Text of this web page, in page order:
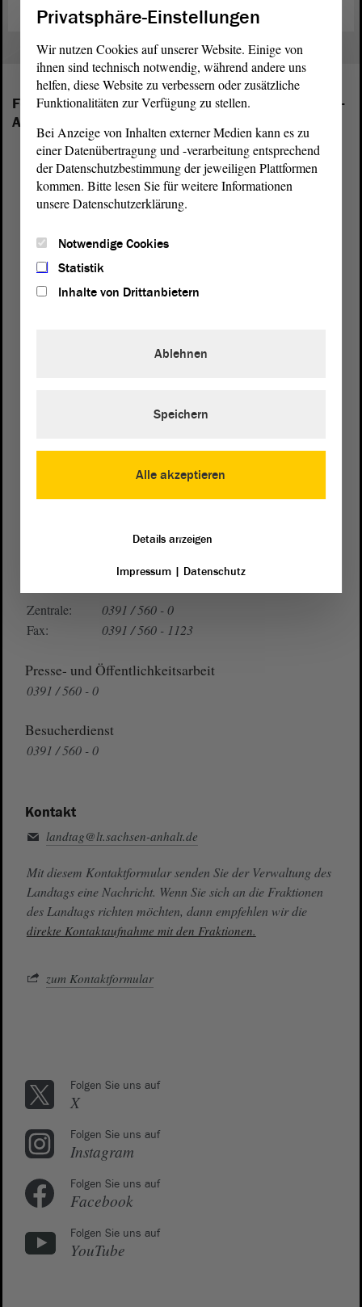
Folgende Fraktionen sind im Landtag von Sachsen-
Anhalt vertreten:
Domplatz 6–9
Auf Google Maps
Zentrale:
0391 / 560 - 0
Fax:
0391 / 560 - 1123
Presse- und Öffentlichkeitsarbeit
0391 / 560 - 0
Besucherdienst
0391 / 560 - 0
Kontakt
landtag@lt.sachsen-anhalt.de
Mit diesem Kontaktformular senden Sie der Verwaltung des
Landtags eine Nachricht. Wenn Sie sich an die Fraktionen
des Landtags richten möchten, dann empfehlen wir die
direkte Kontaktaufnahme mit den Fraktionen.
zum Kontaktformular
Folgen Sie uns auf
X
Folgen Sie uns auf
Instagram
Folgen Sie uns auf
Facebook
Folgen Sie uns auf
YouTube
Privatsphäre-Einstellungen
Wir nutzen Cookies auf unserer Website. Einige von
ihnen sind technisch notwendig, während andere uns
helfen, diese Website zu verbessern oder zusätzliche
Funktionalitäten zur Verfügung zu stellen.
Bei Anzeige von Inhalten externer Medien kann es zu
einer Datenübertragung und -verarbeitung entsprechend
der Datenschutzbestimmung der jeweiligen Plattformen
kommen. Bitte lesen Sie für weitere Informationen
unsere Datenschutzerklärung.
Notwendige Cookies
Statistik
Inhalte von Drittanbietern
Alle akzeptieren
Ablehnen
Speichern
Details anzeigen
Impressum| Datenschutz